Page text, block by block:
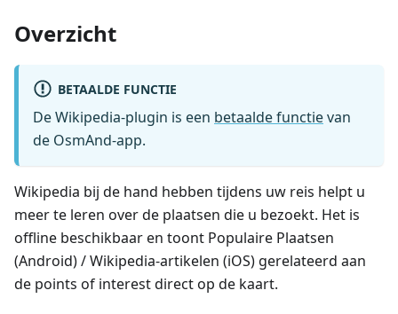
Overzicht
BETAALDE FUNCTIE
De Wikipedia-plugin is een betaalde functievan
de OsmAnd-app.
Wikipedia bij de hand hebben tijdens uw reis helpt u
meer te leren over de plaatsen die u bezoekt. Het is
offline beschikbaar en toont Populaire Plaatsen
(Android) / Wikipedia-artikelen (iOS) gerelateerd aan
de points of interest direct op de kaart.